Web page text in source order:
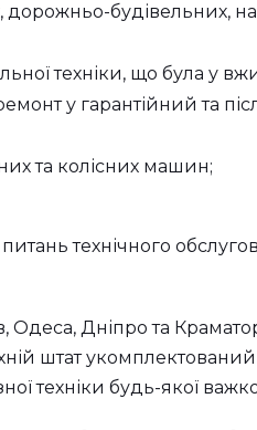
будівельних,
техніки, що була у
у гарантійний та
та колісних машин;
технічного
Одеса, Дніпро та
штат
техніки будь-якої